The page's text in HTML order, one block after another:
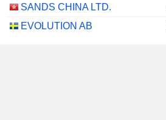
SANDS CHINA LTD.
EVOLUTION AB